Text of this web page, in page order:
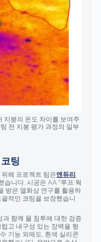
지붕의 온도 차이를 보여주
전 지붕 평가 과정의 일부
팅
해 프로젝트 팀은엔듀리
습니다. 시공은 AA "루프 웍
받은 열화상 연구를 활용하
적인 코팅을 보장했습니
함께 물 침투에 대한 검증
고 내구성 있는 장벽을 형
기능 외에도, 흰색 실리콘